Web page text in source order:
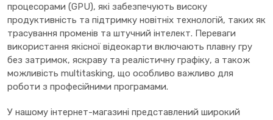
процесорами (GPU), які забезпечують високу
продуктивність та підтримку новітніх технологій, таких як
трасування променів та штучний інтелект. Переваги
використання якісної відеокарти включають плавну гру
без затримок, яскраву та реалістичну графіку, а також
можливість multitasking, що особливо важливо для
роботи з професійними програмами.
У нашому інтернет-магазині представлений широкий